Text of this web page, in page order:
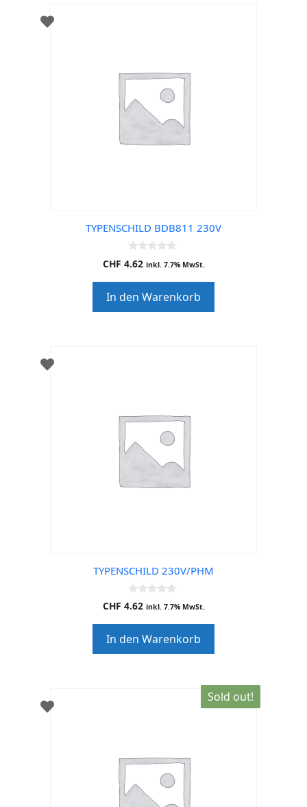
TYPENSCHILD BDB811 230V
0
o
o
f
5
CHF 4.62 inkl. 7.7% MwSt.
In den Warenkorb
TYPENSCHILD 230V/PHM
0
o
o
f
5
CHF 4.62 inkl. 7.7% MwSt.
In den Warenkorb
Sold out!